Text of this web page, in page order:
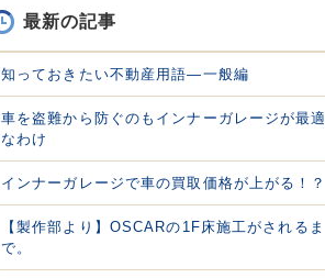
最新の記事
知っておきたい不動産用語—一般編
車を盗難から防ぐのもインナーガレージが最適
なわけ
インナーガレージで車の買取価格が上がる！？
【製作部より】OSCARの1F床施工がされるま
で。